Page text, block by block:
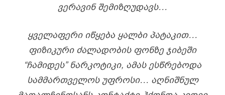
ᲕᲔᲠᲐᲕᲘᲜ ᲨᲔᲛᲘᲖᲦᲣᲓᲐᲕᲡ…
ᲧᲕᲔᲚᲐᲤᲔᲠᲘ ᲘᲬᲧᲔᲑᲐ ᲧᲐᲚᲑᲘ ᲞᲐᲢᲐᲙᲘᲗ…
ᲤᲘᲖᲘᲙᲣᲠᲘ ᲫᲐᲚᲐᲓᲝᲑᲘᲡ ᲤᲝᲜᲖᲔ ᲯᲘᲑᲔᲨᲘ
“ᲩᲐᲛᲘᲓᲔᲡ” ᲜᲐᲠᲙᲝᲢᲘᲙᲘ, ᲐᲛᲐᲡ ᲔᲡᲬᲠᲔᲑᲝᲓᲐ
ᲡᲐᲛᲛᲐᲠᲗᲕᲔᲚᲝᲡ ᲣᲤᲠᲝᲡᲘ… ᲐᲦᲜᲘᲨᲜᲣᲚ